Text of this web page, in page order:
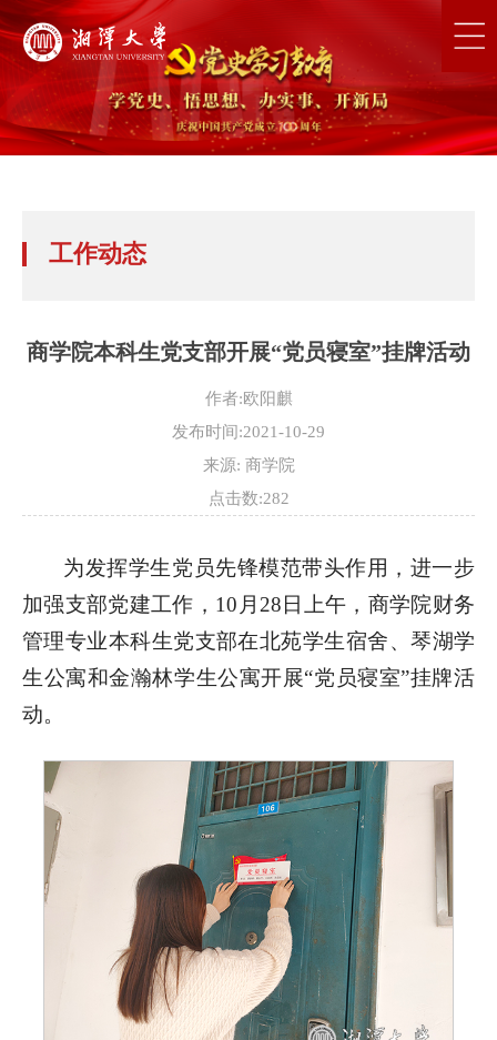
工作动态
商学院本科生党支部开展“党员寝室”挂牌活动
作者:欧阳麒
发布时间:2021-10-29
来源: 商学院
点击数:282
为发挥学生党员先锋模范带头作用，进一步
加强支部党建工作，10月28日上午，商学院财务
管理专业本科生党支部在北苑学生宿舍、琴湖学
生公寓和金瀚林学生公寓开展“党员寝室”挂牌活
动。